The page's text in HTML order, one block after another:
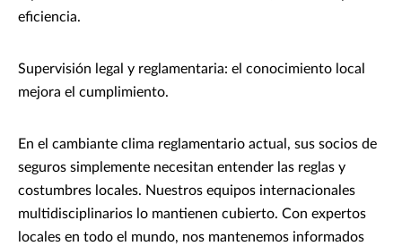
eficiencia.
Supervisión legal y reglamentaria: el conocimiento local
mejora el cumplimiento.
En el cambiante clima reglamentario actual, sus socios de
seguros simplemente necesitan entender las reglas y
costumbres locales. Nuestros equipos internacionales
multidisciplinarios lo mantienen cubierto. Con expertos
locales en todo el mundo, nos mantenemos informados